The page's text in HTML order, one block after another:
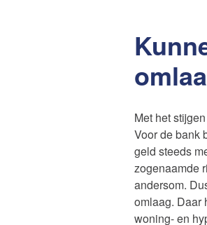
Met het
Voor de bank
geld steeds
zogenaamde
andersom.
omlaag. Daar
woning- en